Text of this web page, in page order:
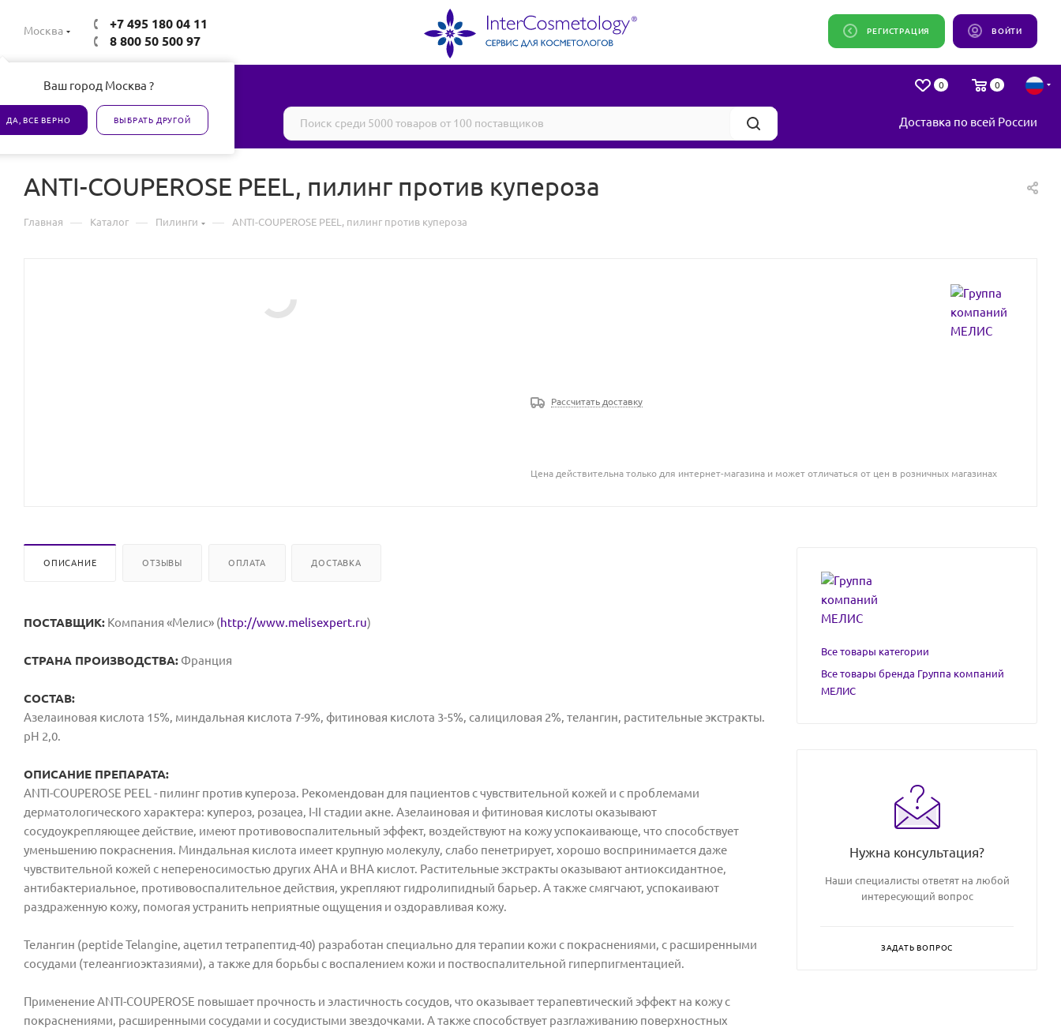
Москва
Ваш город Москва ?
ДА, ВСЕ ВЕРНО ВЫБРАТЬ ДРУГОЙ
+7 495 180 04 11
8 800 50 500 97
ВОЙТИ
РЕГИСТРАЦИЯ
0 0
Все товары сертифицированы Доставка по всей России
ANTI-COUPEROSE PEEL, пилинг против купероза
Главная — Каталог — Пилинги — ANTI-COUPEROSE PEEL, пилинг против купероза
Рассчитать доставку
Цена действительна только для интернет-магазина и может отличаться от цен в розничных магазинах
ОПИСАНИЕ ОТЗЫВЫ ОПЛАТА ДОСТАВКА
ПОСТАВЩИК: Компания «Мелис» (http://www.melisexpert.ru)
СТРАНА ПРОИЗВОДСТВА: Франция
СОСТАВ:
Азелаиновая кислота 15%, миндальная кислота 7-9%, фитиновая кислота 3-5%, салициловая 2%, телангин, растительные экстракты.
pH 2,0.
ОПИСАНИЕ ПРЕПАРАТА:
ANTI-COUPEROSE PEEL - пилинг против купероза. Рекомендован для пациентов с чувствительной кожей и с проблемами
дерматологического характера: купероз, розацеа, I-II стадии акне. Азелаиновая и фитиновая кислоты оказывают
сосудоукрепляющее действие, имеют противовоспалительный эффект, воздействуют на кожу успокаивающе, что способствует
уменьшению покраснения. Миндальная кислота имеет крупную молекулу, слабо пенетрирует, хорошо воспринимается даже
чувствительной кожей с непереносимостью других АНА и ВНА кислот. Растительные экстракты оказывают антиоксидантное,
антибактериальное, противовоспалительное действия, укрепляют гидролипидный барьер. А также смягчают, успокаивают
раздраженную кожу, помогая устранить неприятные ощущения и оздоравливая кожу.
Телангин (peptide Telangine, ацетил тетрапептид-40) разработан специально для терапии кожи с покраснениями, с расширенными
сосудами (телеангиоэктазиями), а также для борьбы с воспалением кожи и поствоспалительной гиперпигментацией.
Применение ANTI-COUPEROSE повышает прочность и эластичность сосудов, что оказывает терапевтический эффект на кожу с
покраснениями, расширенными сосудами и сосудистыми звездочками. А также способствует разглаживанию поверхностных
Все товары категории
Все товары бренда Группа компаний
МЕЛИС
Нужна консультация?
Наши специалисты ответят на любой
интересующий вопрос
ЗАДАТЬ ВОПРОС